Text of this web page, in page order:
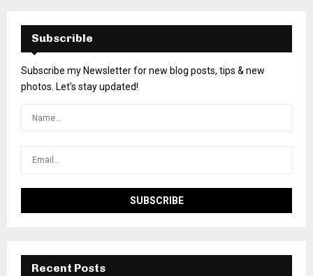
Subscrible
Subscribe my Newsletter for new blog posts, tips & new
photos. Let's stay updated!
Recent Posts